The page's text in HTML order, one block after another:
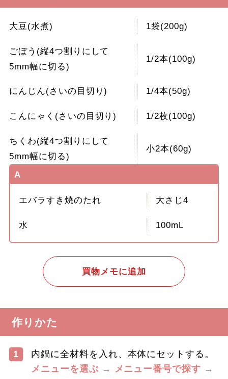
大豆(水煮) 1袋(200g)
ごぼう(縦4つ割りにして
5mm幅に切る)
1/2本(100g)
にんじん(さいの目切り) 1/4本(50g)
こんにゃく(さいの目切り) 1/2枚(100g)
ちくわ(縦4つ割りにして
5mm幅に切る)
小2本(60g)
A
エバラすき焼のたれ 大さじ4
水 100mL
買物メモに追加
作りかた
1
内鍋に全材料を入れ、本体にセットする。
メニューを選ぶ → メニュー番号で探す →